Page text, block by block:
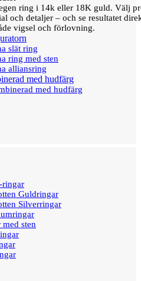
ring i 14k eller 18K guld. Välj
och detaljer – och se resultatet
vigsel och förlovning.
slät ring
ring med sten
alliansring
med hudfärg
ringar
Guldringar
Silverringar
med sten